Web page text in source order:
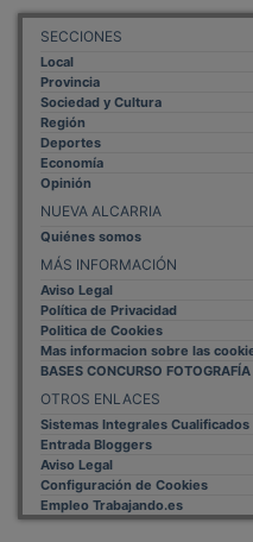
Local
Sociedad y Cultura
Región
Deportes
Economía
Opinión
NUEVA ALCARRIA
Quiénes somos
MÁS INFORMACIÓN
Aviso Legal
Politica de Cookies
Mas informacion sobre las
BASES CONCURSO FOTOGRAFÍA
OTROS ENLACES
Sistemas Integrales Cualificados
Aviso Legal
Configuración de Cookies
Empleo Trabajando.es